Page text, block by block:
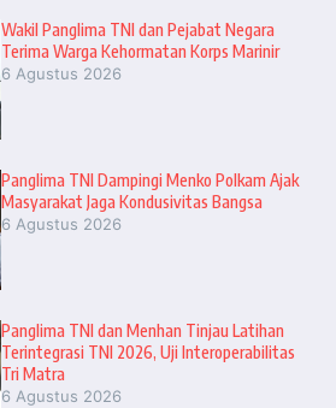
Wakil Panglima TNI dan Pejabat Negara
Terima Warga Kehormatan Korps Marinir
6 Agustus 2026
Panglima TNI Dampingi Menko Polkam Ajak
Masyarakat Jaga Kondusivitas Bangsa
6 Agustus 2026
Panglima TNI dan Menhan Tinjau Latihan
Terintegrasi TNI 2026, Uji Interoperabilitas
Tri Matra
6 Agustus 2026